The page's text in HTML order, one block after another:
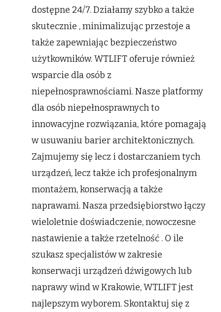
dostępne 24/7. Działamy szybko a także
skutecznie , minimalizując przestoje a
także zapewniając bezpieczeństwo
użytkowników. WTLIFT oferuje również
wsparcie dla osób z
niepełnosprawnościami. Nasze platformy
dla osób niepełnosprawnych to
innowacyjne rozwiązania, które pomagają
w usuwaniu barier architektonicznych.
Zajmujemy się lecz i dostarczaniem tych
urządzeń, lecz także ich profesjonalnym
montażem, konserwacją a także
naprawami. Nasza przedsiębiorstwo łączy
wieloletnie doświadczenie, nowoczesne
nastawienie a także rzetelność . O ile
szukasz specjalistów w zakresie
konserwacji urządzeń dźwigowych lub
naprawy wind w Krakowie, WTLIFT jest
najlepszym wyborem. Skontaktuj się z